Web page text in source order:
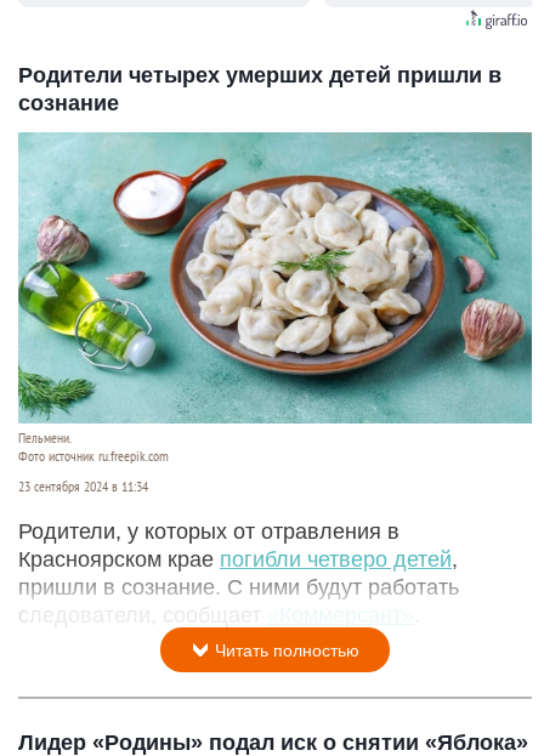
Родители четырех умерших детей пришли в
сознание
Пельмени.
Фото источник ru.freepik.com
23 сентября 2024 в 11:34
Родители, у которых от отравления в
Красноярском крае погибли четверо детей,
пришли в сознание. С ними будут работать
следователи, сообщает
«Коммерсант»
Читать полностью
Лидер «Родины» подал иск о снятии «Яблока»